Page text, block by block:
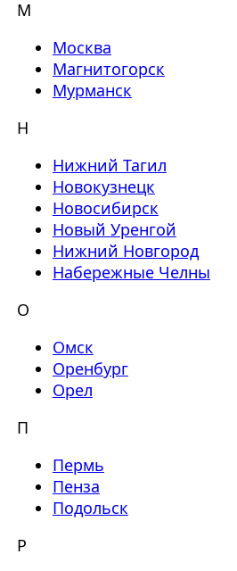
М
Москва
Магнитогорск
Мурманск
Н
Нижний Тагил
Новокузнецк
Новосибирск
Новый Уренгой
Нижний Новгород
Набережные Челны
О
Омск
Оренбург
Орел
П
Пермь
Пенза
Подольск
Р